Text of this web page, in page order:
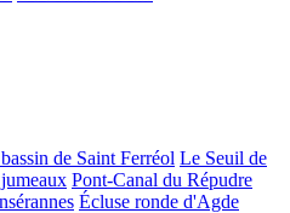
de Saint Ferréol Le Seuil de
Pont-Canal du Répudre
Écluse ronde d'Agde